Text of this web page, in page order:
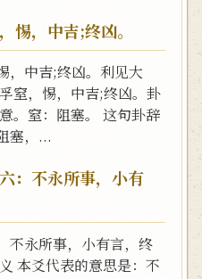
惕，中吉;终凶。
，中吉;终凶。利见大
窒，惕，中吉;终凶。卦
。窒：阻塞。 这句卦辞
塞，...
：不永所事，小有
不永所事，小有言，终
本爻代表的意思是：不